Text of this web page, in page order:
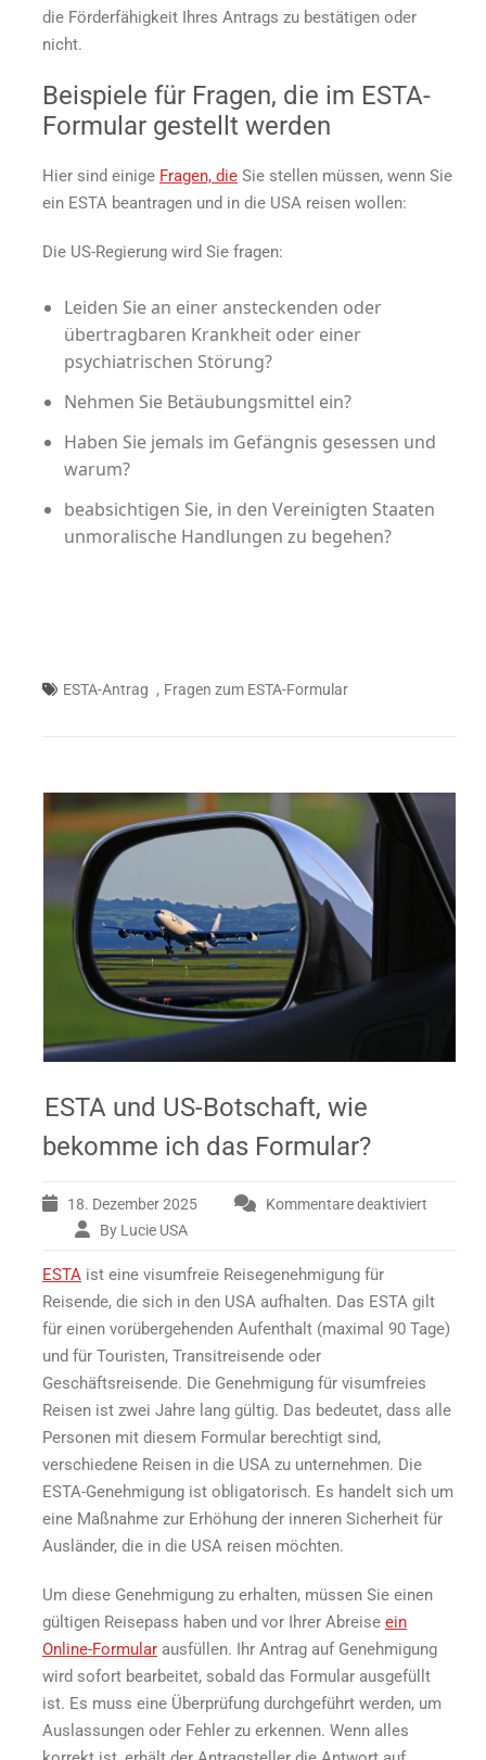
die Förderfähigkeit Ihres Antrags zu bestätigen oder
nicht.
Beispiele für Fragen, die im ESTA-
Formular gestellt werden
Hier sind einige Fragen, die Sie stellen müssen, wenn Sie
ein ESTA beantragen und in die USA reisen wollen:
Die US-Regierung wird Sie fragen:
Leiden Sie an einer ansteckenden oder
übertragbaren Krankheit oder einer
psychiatrischen Störung?
Nehmen Sie Betäubungsmittel ein?
Haben Sie jemals im Gefängnis gesessen und
warum?
beabsichtigen Sie, in den Vereinigten Staaten
unmoralische Handlungen zu begehen?
ESTA-Antrag , Fragen zum ESTA-Formular
ESTA und US-Botschaft, wie
bekomme ich das Formular?
18. Dezember 2025
Kommentare deaktiviert
und
US-
Botschaft,
ich
das
Formular?
By Lucie USA
ESTA ist eine visumfreie Reisegenehmigung für
Reisende, die sich in den USA aufhalten. Das ESTA gilt
für einen vorübergehenden Aufenthalt (maximal 90 Tage)
und für Touristen, Transitreisende oder
Geschäftsreisende. Die Genehmigung für visumfreies
Reisen ist zwei Jahre lang gültig. Das bedeutet, dass alle
Personen mit diesem Formular berechtigt sind,
verschiedene Reisen in die USA zu unternehmen. Die
ESTA-Genehmigung ist obligatorisch. Es handelt sich um
eine Maßnahme zur Erhöhung der inneren Sicherheit für
Ausländer, die in die USA reisen möchten.
Um diese Genehmigung zu erhalten, müssen Sie einen
gültigen Reisepass haben und vor Ihrer Abreise ein
Online-Formular ausfüllen. Ihr Antrag auf Genehmigung
wird sofort bearbeitet, sobald das Formular ausgefüllt
ist. Es muss eine Überprüfung durchgeführt werden, um
Auslassungen oder Fehler zu erkennen. Wenn alles